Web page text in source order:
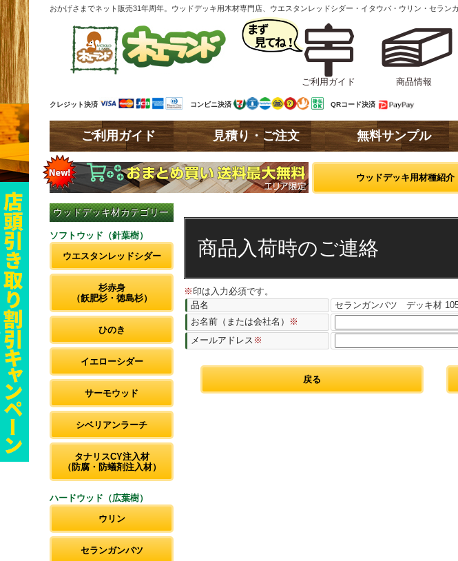
おかげさまでネット販売31年周年。ウッドデッキ用木材専門店、ウエスタンレッドシダー・イタウバ・ウリン・セラン
ご利用ガイド
商品情報
クレジット決済 コンビニ決済 QRコード決済
ご利用ガイド 見積り・ご注文 無料サンプル
ウッドデッキ用材種紹介
ウッドデッキ材カテゴリー
ソフトウッド（針葉樹）
ウエスタンレッドシダー
杉赤身
（飫肥杉・徳島杉）
ひのき
イエローシダー
サーモウッド
シベリアンラーチ
タナリスCY注入材
（防腐・防蟻剤注入材）
ハードウッド（広葉樹）
ウリン
セランガンバツ
商品入荷時のご連絡
※ 印は入力必須です。
品名
セランガンバツ デッキ材
お名前（または会社名）
※
メールアドレス ※
戻る